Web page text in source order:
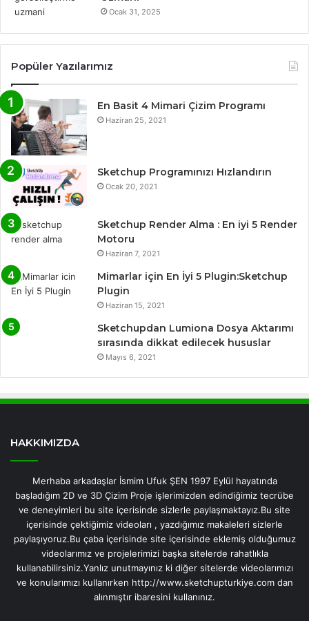
Ocak 31, 2025
Popüler Yazılarımız
En Basit 4 Mimari Çizim Programı
Haziran 25, 2021
Sketchup Programınızı Hızlandırın
Ocak 20, 2021
Sketchup Render Alma : En iyi 5 Render
Motoru
Haziran 7, 2021
Mimarlar için En İyi 5 Plugin:Sketchup
Plugin
Haziran 15, 2021
Sketchupdan Lumiona Dosya Aktarımı
sırasında dikkat edilecek hususlar
Mayıs 6, 2021
HAKKIMIZDA
Merhaba arkadaşlar İsmim Ufuk ŞEN 1997 Eylül hayatında
başladığım 2D ve 3D Çizim Proje işlerimizden edindiğimiz tecrübe
ve deneyimleri bu site içerisinde sizlerle paylaşmaktayız.Bu site
içerisinde çektiğimiz videoları , yazdığımız makaleleri sizlerle
paylaşıyoruz.Bu çaba içerisinde site içerisinde eklemiş olduğumuz
videolarımız ve projelerimizi başka sitelerde rahatlıkla
kullanabilirsiniz.Yanlız unutmayınız ki diğer sitelerde videolarımızı
ve konularımızı kullanırken http://www.sketchupturkiye.com dan
alınmıştır ibaresini kullanınız.